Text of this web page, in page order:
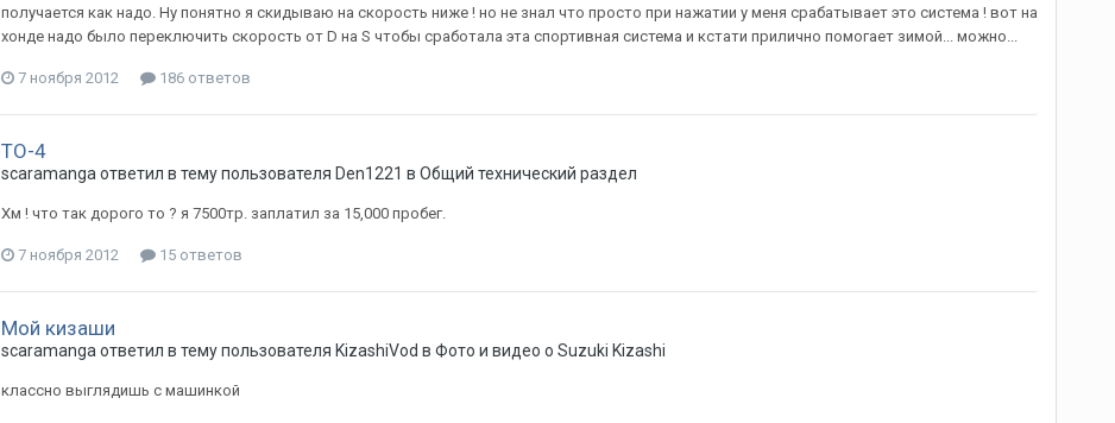
получается как надо. Ну понятно я скидываю на скорость ниже ! но не знал что просто при нажатии у меня срабатывает это система ! вот на
хонде надо было переключить скорость от D на S чтобы сработала эта спортивная система и кстати прилично помогает зимой... можно...
7 ноября 2012 186 ответов
ТО-4
scaramanga ответил в тему пользователя Den1221 в Общий технический раздел
Хм ! что так дорого то ? я 7500тр. заплатил за 15,000 пробег.
7 ноября 2012 15 ответов
Мой кизаши
scaramanga ответил в тему пользователя KizashiVod в Фото и видео о Suzuki Kizashi
классно выглядишь с машинкой